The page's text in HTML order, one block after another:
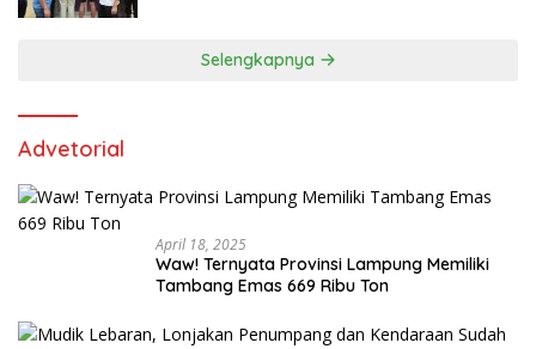
Selengkapnya
Advetorial
April 18, 2025
Waw! Ternyata Provinsi Lampung Memiliki
Tambang Emas 669 Ribu Ton